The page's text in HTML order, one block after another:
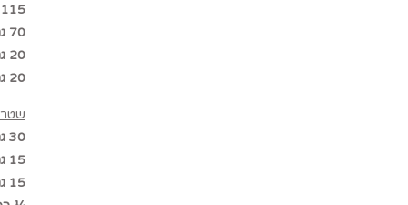
115 גר’ ביצים
70 גר’ חלבון
20 גר’ סוכר
20 גר’ חמאה
30 גר’ אגוזי לוז קלופים וקלויים
15 גר’ קמח
15 גר’ סוכר דמררה